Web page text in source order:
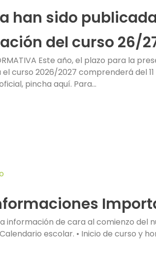
han sido
del curso 26/
Este año, el plazo para la
curso 2026/2027 comprenderá del
pincha aquí. Para...
información de cara al comienzo del
escolar. • Inicio de curso y